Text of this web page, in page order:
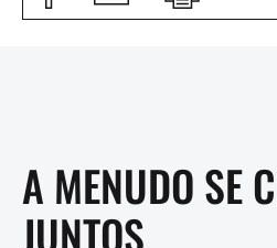
A MENUDO SE
JUNTOS